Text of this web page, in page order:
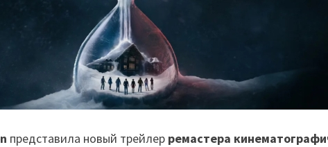
представила новый трейлер ремастера